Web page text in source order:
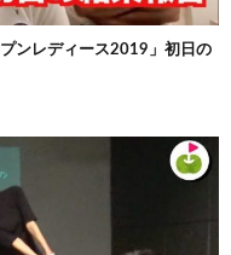
ンレディース2019」初日の